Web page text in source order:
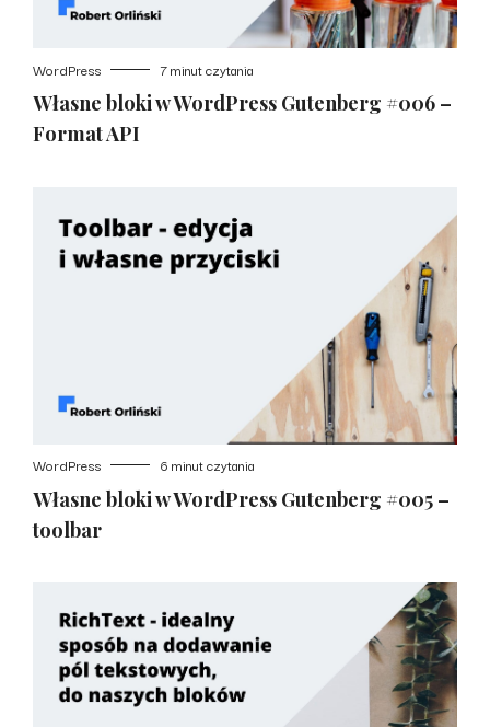
WordPress 7 minut czytania
Własne bloki w WordPress Gutenberg #006 –
Format API
WordPress 6 minut czytania
Własne bloki w WordPress Gutenberg #005 –
toolbar